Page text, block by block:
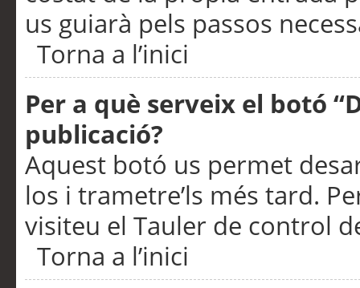
us guiarà pels passos
Torna a l’inici
Per a què serveix el botó
publicació?
Aquest botó us permet
los i trametre’ls més tard.
visiteu el Tauler de control
Torna a l’inici